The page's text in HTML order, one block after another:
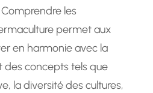
les
permet aux
en harmonie avec la
des concepts tels que
la diversité des cultures,